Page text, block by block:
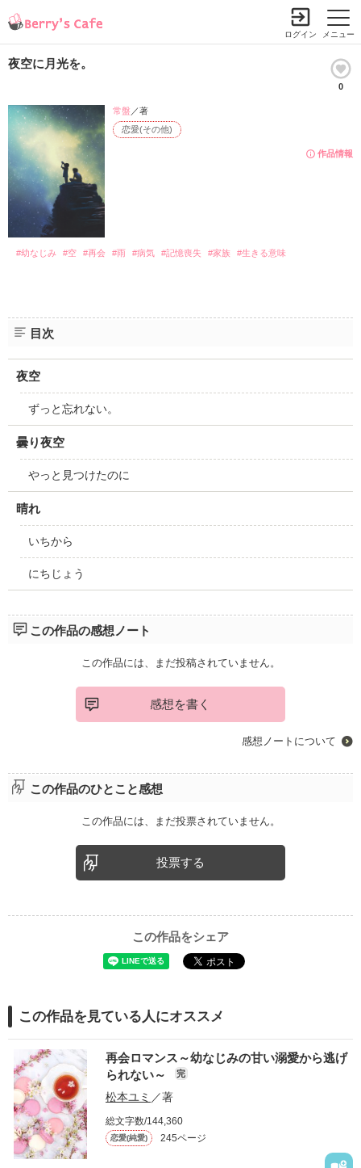
メニュー
ログイン
夜空に月光を。
0
作品情報
恋愛(その他)
常盤／著
#幼なじみ #空 #再会 #雨 #病気 #記憶喪失 #家族 #生きる意味
目次
夜空
ずっと忘れない。
曇り夜空
やっと見つけたのに
晴れ
いちから
にちじょう
この作品の感想ノート
この作品には、まだ投稿されていません。
感想を書く
感想ノートについて
この作品のひとこと感想
この作品には、まだ投票されていません。
投票する
この作品をシェア
この作品を見ている人にオススメ
再会ロマンス～幼なじみの甘い溺愛から逃げ
られない～
完
松本ユミ ／著
総文字数/144,360
恋愛(純愛) 245ページ